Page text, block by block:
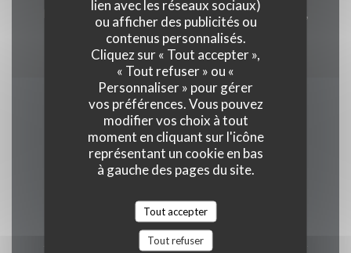
lien avec les réseaux sociaux)
ou afficher des publicités ou
contenus personnalisés.
Cliquez sur « Tout accepter »,
« Tout refuser » ou «
Personnaliser » pour gérer
vos préférences. Vous pouvez
modifier vos choix à tout
moment en cliquant sur l'icône
représentant un cookie en bas
à gauche des pages du site.
Tout accepter
Tout refuser
Eurocard/Mastercard, Titres restaurant, Espèces,
Visa, Chèques Vacances, Carte Bleue
Horaires
Lun-Ven
12h00 - 14h30 • 18h00 - 23h00